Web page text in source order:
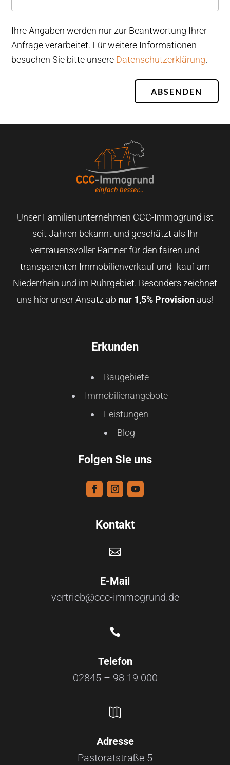
Ihre Angaben werden nur zur Beantwortung Ihrer
Anfrage verarbeitet. Für weitere Informationen
besuchen Sie bitte unsere Datenschutzerklärung.
ABSENDEN
Unser Familienunternehmen CCC-Immogrund ist
seit Jahren bekannt und geschätzt als Ihr
vertrauensvoller Partner für den fairen und
transparenten Immobilienverkauf und -kauf am
Niederrhein und im Ruhrgebiet. Besonders zeichnet
uns hier unser Ansatz ab nur 1,5% Provisionaus!
Erkunden
Baugebiete
Immobilienangebote
Leistungen
Blog
Folgen Sie uns
Kontakt

E-Mail
vertrieb@ccc-immogrund.de

Telefon
02845 – 98 19 000

Adresse
Pastoratstraße 5